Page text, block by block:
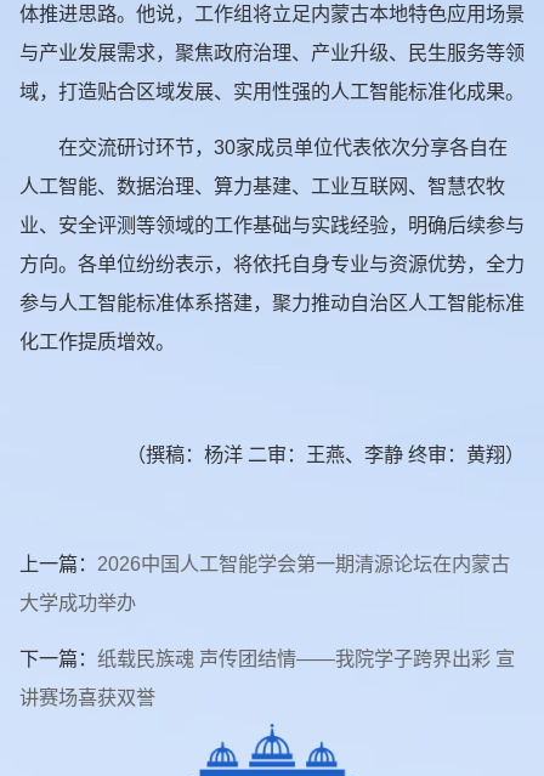
体推进思路。他说，工作组将立足内蒙古本地特色应用场景
与产业发展需求，聚焦政府治理、产业升级、民生服务等领
域，打造贴合区域发展、实用性强的人工智能标准化成果。
在交流研讨环节，30家成员单位代表依次分享各自在
人工智能、数据治理、算力基建、工业互联网、智慧农牧
业、安全评测等领域的工作基础与实践经验，明确后续参与
方向。各单位纷纷表示，将依托自身专业与资源优势，全力
参与人工智能标准体系搭建，聚力推动自治区人工智能标准
化工作提质增效。
（撰稿：杨洋 二审：王燕、李静 终审：黄翔）
上一篇： 2026中国人工智能学会第一期清源论坛在内蒙古
大学成功举办
下一篇： 纸载民族魂 声传团结情——我院学子跨界出彩 宣
讲赛场喜获双誉